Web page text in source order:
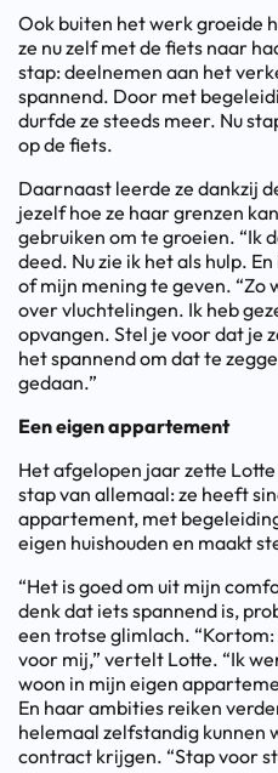
Ook buiten het werk groeide
ze nu zelf met de fiets naar
stap: deelnemen aan het
spannend. Door met
durfde ze steeds meer. Nu
op de fiets.
Daarnaast leerde ze dankzij
jezelf hoe ze haar grenzen
gebruiken om te groeien. “Ik
deed. Nu zie ik het als hulp.
of mijn mening te geven. “Zo
over vluchtelingen. Ik heb
opvangen. Stel je voor dat je
het spannend om dat te
gedaan.”
Een eigen appartement
Het afgelopen jaar zette
stap van allemaal: ze heeft
appartement, met
eigen huishouden en maakt
“Het is goed om uit mijn
denk dat iets spannend is,
een trotse glimlach.
voor mij,” vertelt Lotte. “Ik
woon in mijn eigen
En haar ambities reiken
helemaal zelfstandig kunnen
contract krijgen. “Stap voor